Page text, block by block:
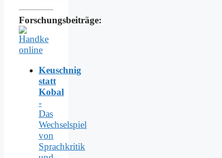
Forschungsbeiträge:
Keuschnig
statt
Kobal
-
Das
Wechselspiel
von
Sprachkritik